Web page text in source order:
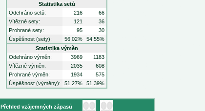
Statistika setů
Odehráno setů:
216
66
Vítězné sety:
121
36
Prohrané sety:
95
30
Úspěšnost (sety):
56.02%
54.55%
Statistika výměn
Odehráno výměn:
3969
1183
Vítězné výměn:
2035
608
Prohrané výměn:
1934
575
Úspěšnost (výměny):
51.27% 51.39%
Přehled vzájemných zápasů